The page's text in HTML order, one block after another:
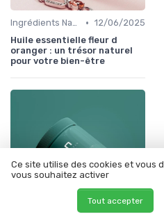
Ingrédients Naturels et Leurs Propriétés • 12/06/2025
Huile essentielle fleur d
oranger : un trésor naturel
pour votre bien-être
Ce site utilise des cookies et vous
vous souhaitez activer
Tout accepter